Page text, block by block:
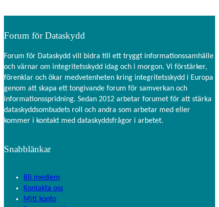
Forum för Dataskydd
Forum för Dataskydd vill bidra till ett tryggt informationssamhälle
och värnar om integritetsskydd idag och i morgon. Vi förstärker,
förenklar och ökar medvetenheten kring integritetsskydd i Europa
genom att skapa ett tongivande forum för samverkan och
informationsspridning. Sedan 2012 arbetar forumet för att stärka
dataskyddsombudets roll och andra som arbetar med eller
kommer i kontakt med dataskyddsfrågor i arbetet.
Snabblänkar
Bli medlem
Kontakta oss
Mitt konto